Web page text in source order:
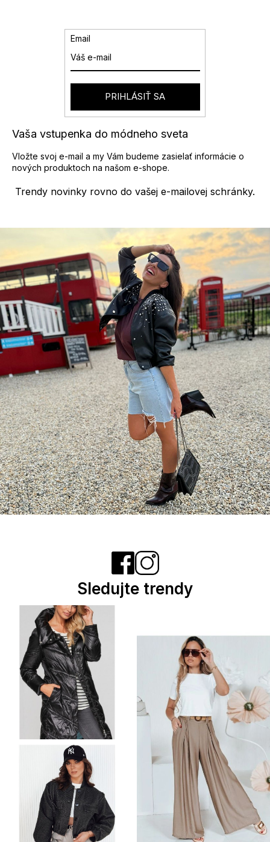
Trendy novinky rovno do vašej e-mailovej schránky.
Vaša vstupenka do módneho sveta
Vložte svoj e-mail a my Vám budeme zasielať informácie o
nových produktoch na našom e-shope.
Email
PRIHLÁSIŤ SA